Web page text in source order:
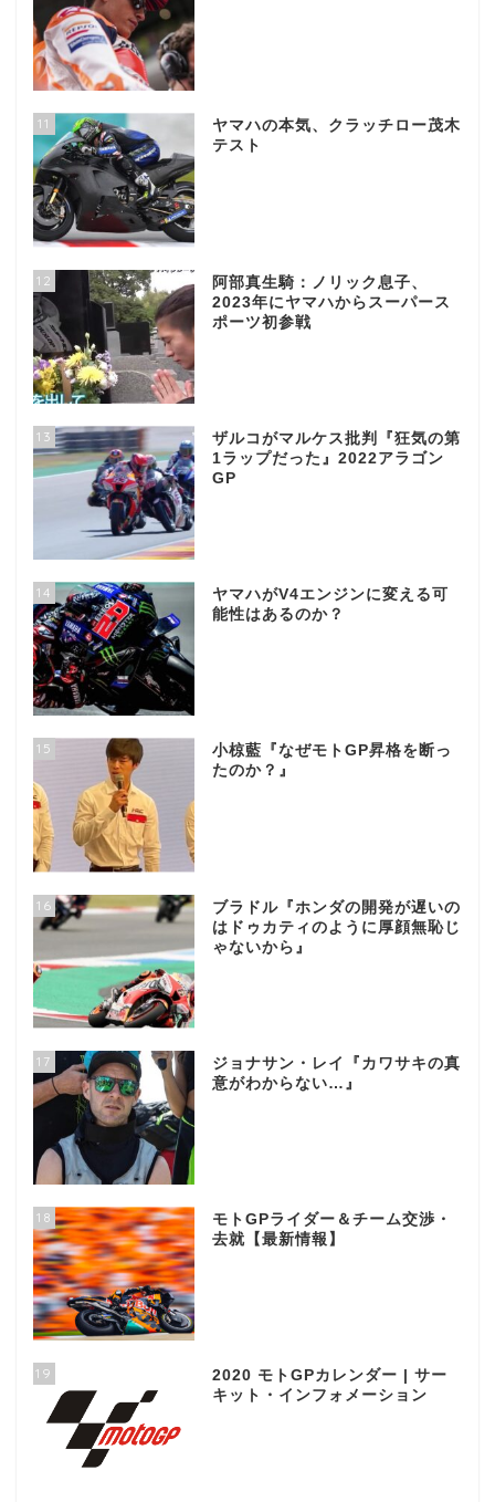
11
ヤマハの本気、クラッチロー茂木
テスト
12
阿部真生騎：ノリック息子、
2023年にヤマハからスーパース
ポーツ初参戦
13
ザルコがマルケス批判『狂気の第
1ラップだった』2022アラゴン
GP
14
ヤマハがV4エンジンに変える可
能性はあるのか？
15
小椋藍『なぜモトGP昇格を断っ
たのか？』
16
ブラドル『ホンダの開発が遅いの
はドゥカティのように厚顔無恥じ
ゃないから』
17
ジョナサン・レイ『カワサキの真
意がわからない…』
18
モトGPライダー＆チーム交渉・
去就【最新情報】
19
2020 モトGPカレンダー | サー
キット・インフォメーション